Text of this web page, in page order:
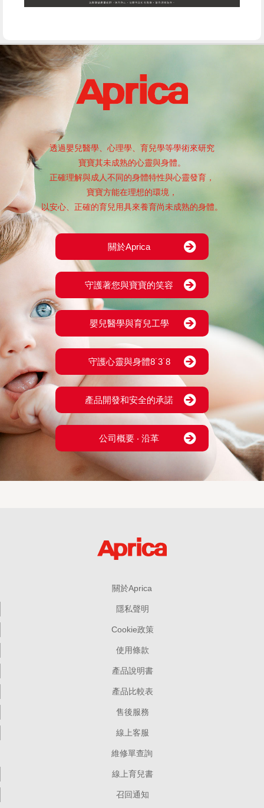
透過嬰兒醫學、心理學、育兒學等學術來研究
寶寶其未成熟的心靈與身體。
正確理解與成人不同的身體特性與心靈發育，
寶寶方能在理想的環境，
以安心、正確的育兒用具來養育尚未成熟的身體。
關於Aprica
守護著您與寶寶的笑容
嬰兒醫學與育兒工學
守護心靈與身體8˙3˙8
產品開發和安全的承諾
公司概要 ‧ 沿革
關於Aprica
隱私聲明
Cookie政策
使用條款
產品說明書
產品比較表
售後服務
線上客服
維修單查詢
線上育兒書
召回通知